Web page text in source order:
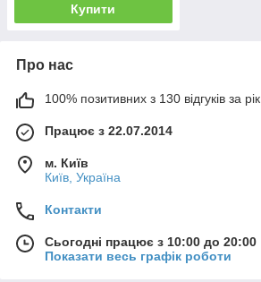
Купити
Про нас
100% позитивних з 130 відгуків за рік
Працює з 22.07.2014
м. Київ
Київ, Україна
Контакти
Сьогодні працює з 10:00 до 20:00
Показати весь графік роботи